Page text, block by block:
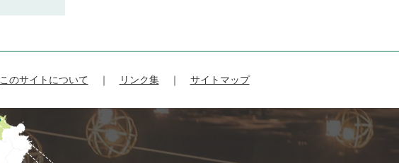
このサイトについて リンク集 サイトマップ